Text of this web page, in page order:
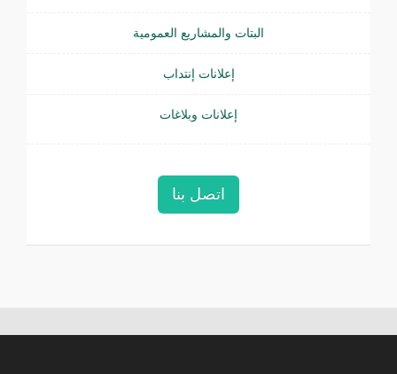
البتات والمشاريع العمومية
إعلانات إنتداب
إعلانات وبلاغات
اتصل بنا